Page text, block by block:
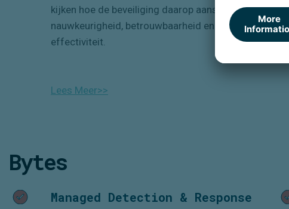
kijken hoe de beveiliging daarop aansluit qua
nauwkeurigheid, betrouwbaarheid en
effectiviteit.
Lees Meer>>
Bytes
Managed Detection & Response